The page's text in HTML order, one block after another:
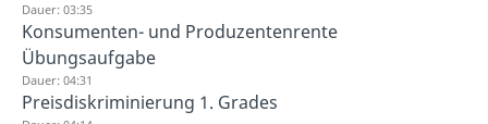
Dauer: 03:35
Konsumenten- und Produzentenrente
Übungsaufgabe
Dauer: 04:31
Preisdiskriminierung 1. Grades